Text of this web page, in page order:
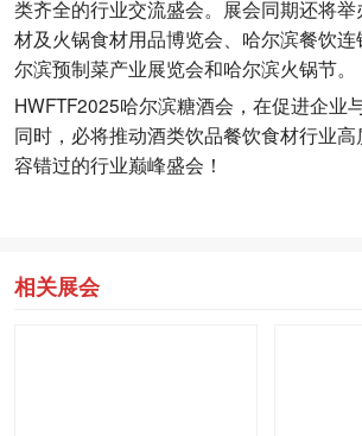
类齐全的行业交流盛会。展会同期还将
材及火锅食材用品博览会、哈尔滨餐饮
尔滨预制菜产业展览会和哈尔滨火锅节。
HWFTF2025哈尔滨糖酒会，在促进企业
同时，必将推动酒类饮品餐饮食材行业
容错过的行业巅峰盛会！
相关展会